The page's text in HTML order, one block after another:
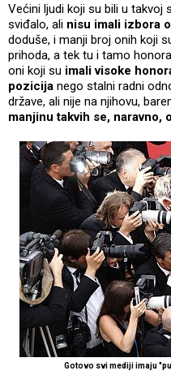
Većini ljudi koji su bili u takvoj
sviđalo, ali nisu imali izbora
doduše, i manji broj onih koji
prihoda, a tek tu i tamo
oni koji su imali visoke
pozicija nego stalni radni
države, ali nije na njihovu,
manjinu takvih se, naravno,
Gotovo svi mediji imaju